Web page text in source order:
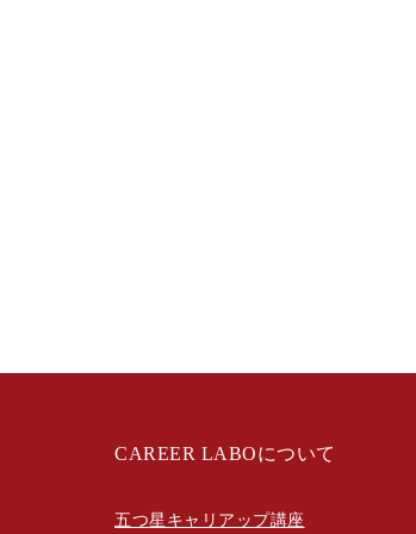
CAREER LABOについて
五つ星キャリアップ講座